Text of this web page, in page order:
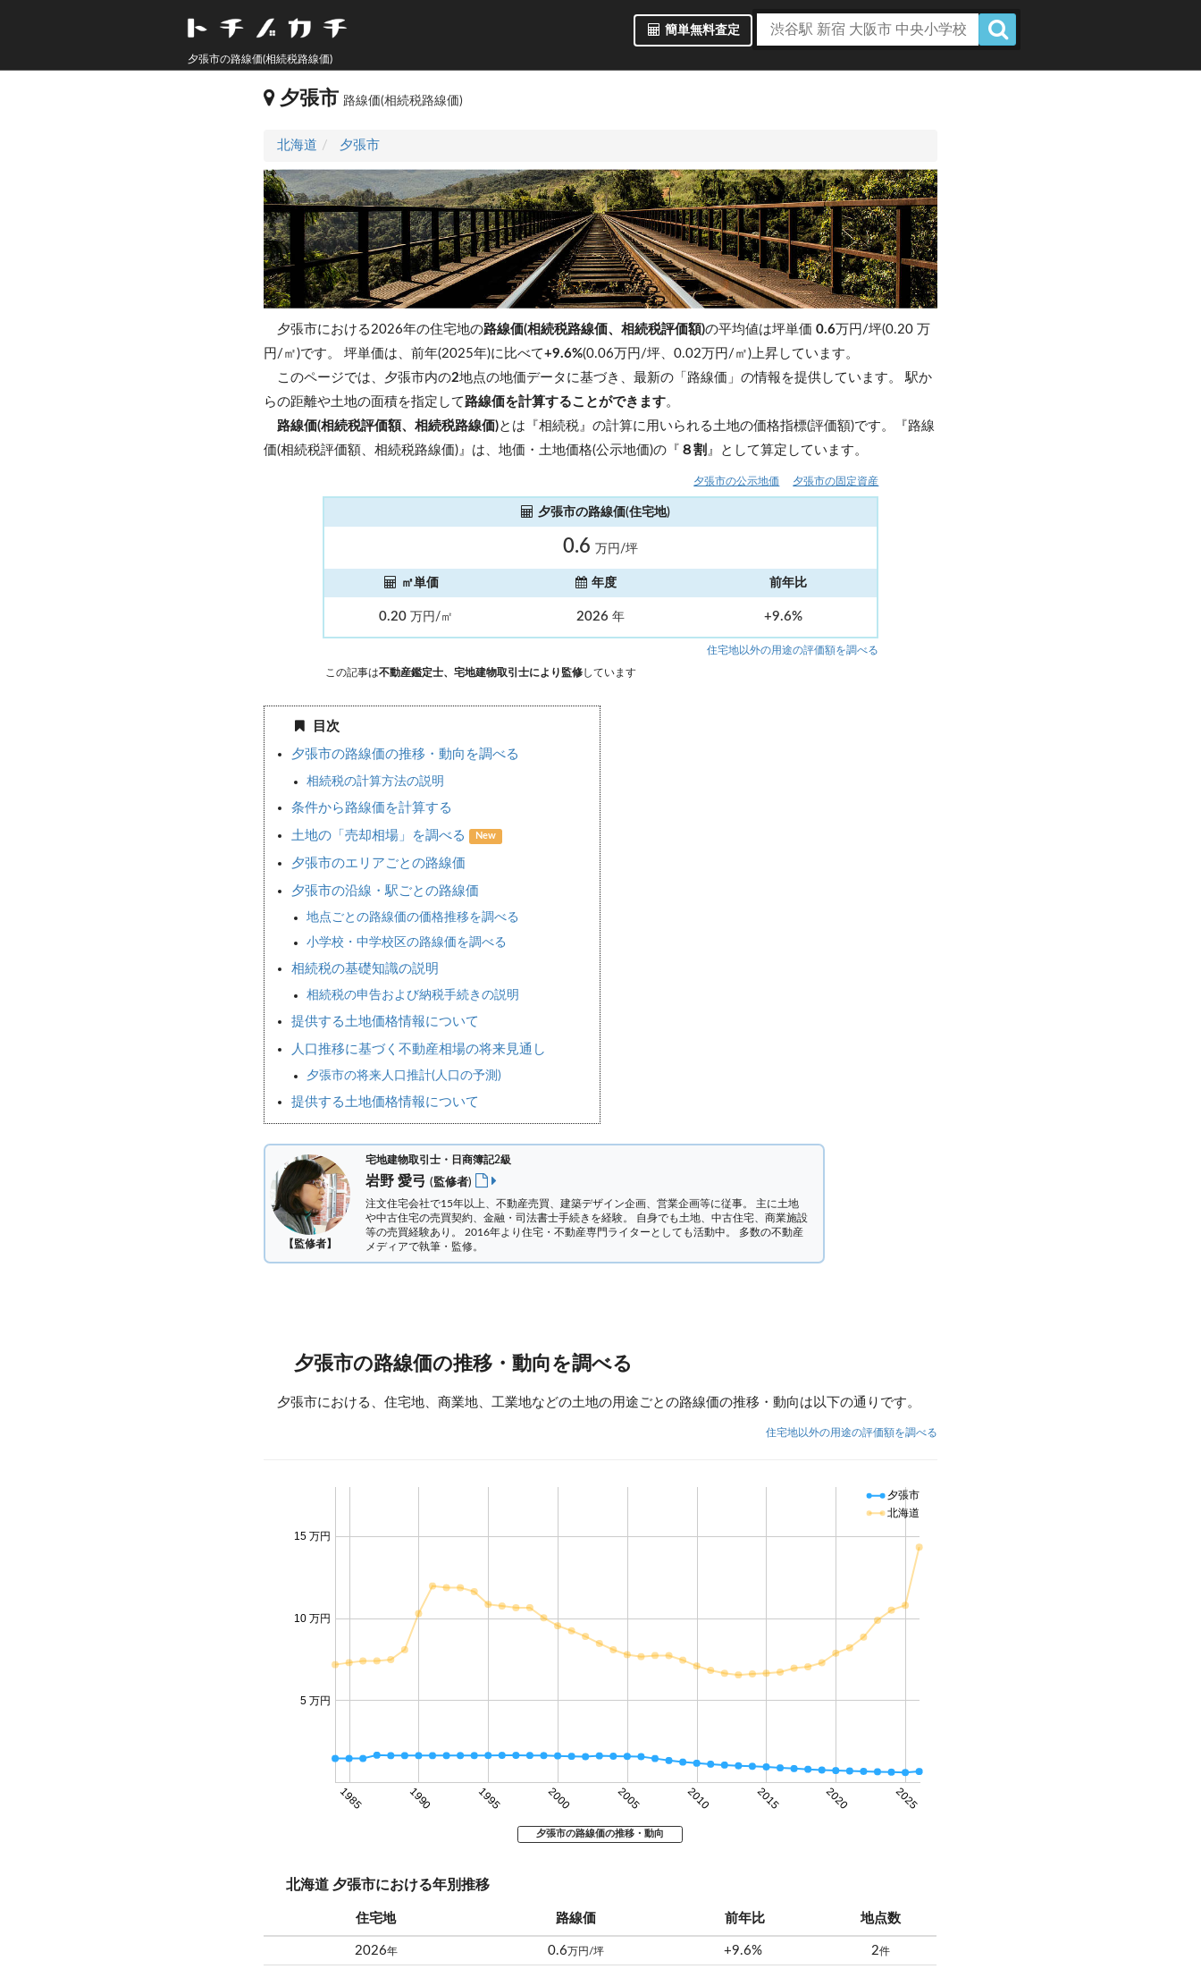
簡単無料査定
夕張市の路線価(相続税路線価)
夕張市 路線価(相続税路線価)
北海道 夕張市
夕張市における2026年の住宅地の路線価(相続税路線価、相続税評価額)の平均値は坪単価0.6万円/坪(0.20 万
円/㎡)です。坪単価は、前年(2025年)に比べて+9.6%(0.06万円/坪、0.02万円/㎡)上昇しています。
このページでは、夕張市内の2地点の地価データに基づき、最新の「路線価」の情報を提供しています。 駅か
らの距離や土地の面積を指定して 路線価を計算することができます。
路線価(相続税評価額、相続税路線価)とは『相続税』の計算に用いられる土地の価格指標(評価額)です。『路線
価(相続税評価額、相続税路線価)』は、地価・土地価格(公示地価)の『 ８割 』として算定しています。
夕張市の公示地価 夕張市の固定資産
夕張市の路線価(住宅地)
0.6 万円/坪
㎡単価 年度 前年比
0.20万円/㎡ 2026 年 +9.6%
住宅地以外の用途の評価額を調べる
この記事は不動産鑑定士、宅地建物取引士により監修しています
目次
夕張市の路線価の推移・動向を調べる
相続税の計算方法の説明
条件から路線価を計算する
土地の「売却相場」を調べる New
夕張市のエリアごとの路線価
夕張市の沿線・駅ごとの路線価
地点ごとの路線価の価格推移を調べる
小学校・中学校区の路線価を調べる
相続税の基礎知識の説明
相続税の申告および納税手続きの説明
提供する土地価格情報について
人口推移に基づく不動産相場の将来見通し
夕張市の将来人口推計(人口の予測)
提供する土地価格情報について
【監修者】
宅地建物取引士・日商簿記2級
岩野 愛弓(監修者)
注文住宅会社で15年以上、不動産売買、建築デザイン企画、営業企画等に従事。 主に土地
や中古住宅の売買契約、金融・司法書士手続きを経験。 自身でも土地、中古住宅、商業施設
等の売買経験あり。 2016年より住宅・不動産専門ライターとしても活動中。 多数の不動産
メディアで執筆・監修。
夕張市の路線価の推移・動向を調べる
夕張市における、住宅地、商業地、工業地などの土地の用途ごとの路線価の推移・動向は以下の通りです。
住宅地以外の用途の評価額を調べる
1985 1990 1995 2000 2005 2010 2015 2020 2025
5 万円
10 万円
15 万円
夕張市
北海道
夕張市の路線価の推移・動向
北海道 夕張市における年別推移
住宅地 路線価 前年比 地点数
2026年 0.6万円/坪 +9.6% 2件